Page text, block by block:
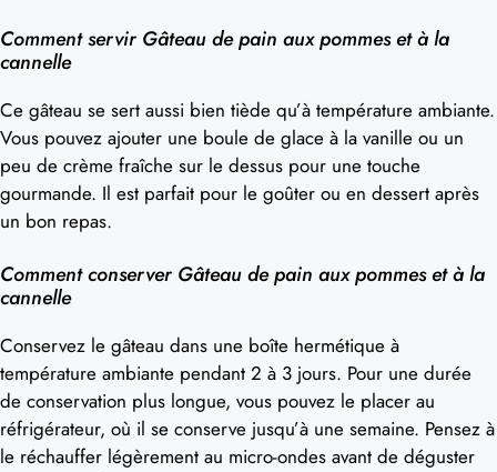
Comment servir Gâteau de pain aux pommes et à la
cannelle
Ce gâteau se sert aussi bien tiède qu’à température ambiante.
Vous pouvez ajouter une boule de glace à la vanille ou un
peu de crème fraîche sur le dessus pour une touche
gourmande. Il est parfait pour le goûter ou en dessert après
un bon repas.
Comment conserver Gâteau de pain aux pommes et à la
cannelle
Conservez le gâteau dans une boîte hermétique à
température ambiante pendant 2 à 3 jours. Pour une durée
de conservation plus longue, vous pouvez le placer au
réfrigérateur, où il se conserve jusqu’à une semaine. Pensez à
le réchauffer légèrement au micro-ondes avant de déguster